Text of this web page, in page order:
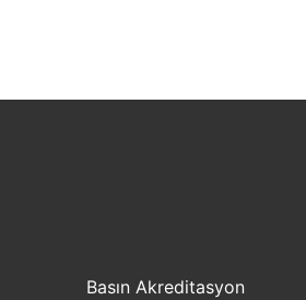
Basın Akreditasyon